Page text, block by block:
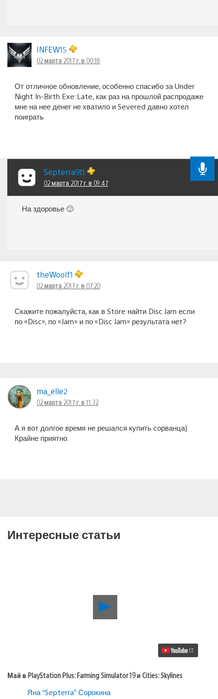
INFEW15
02 марта 2017 г. в 00:18
От отличное обновление, особенно спасибо за Under
Night In-Birth Exe:Late, как раз на прошлой распродаже
мне на нее денег не хватило и Severed давно хотел
поиграть
Septerra911
02 марта 2017 г. в 09:47
На здоровье 🙂
theWoolf1
02 марта 2017 г. в 07:20
Скажите пожалуйста, как в Store найти Disc Jam если
по «Disc», по «Jam» и по «Disc Jam» результата нет?
ma_elle2
02 марта 2017 г. в 11:32
А я вот долгое время не решался купить сорванца)
Крайне приятно.
Интересные статьи
Май
19
Май в PlayStation Plus: Farming Simulator 19 и Cities: Skylines
Яна “Septerra” Сорокина